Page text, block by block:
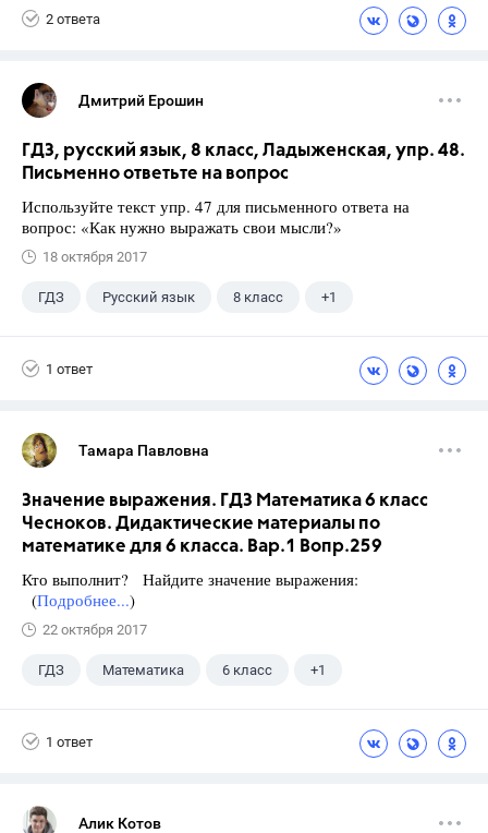
2 ответа
Дмитрий Ерошин
ГДЗ, русский язык, 8 класс, Ладыженская, упр. 48.
Письменно ответьте на вопрос
Используйте текст упр. 47 для письменного ответа на
вопрос: «Как нужно выражать свои мысли?»
18 октября 2017
ГДЗ Русский язык 8 класс +1
1 ответ
Тамара Павловна
Значение выражения. ГДЗ Математика 6 класс
Чесноков. Дидактические материалы по
математике для 6 класса. Вар.1 Вопр.259
Кто выполнит? Найдите значение выражения:
(Подробнее...)
22 октября 2017
ГДЗ Математика 6 класс +1
1 ответ
Алик Котов